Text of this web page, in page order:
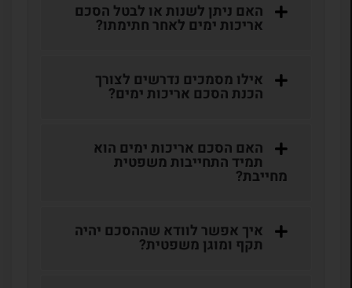
האם ניתן לשנות או לבטל הסכם
אריכות ימים לאחר חתימתו?
אילו מסמכים נדרשים לצורך
הכנת הסכם אריכות ימים?
האם הסכם אריכות ימים הוא
תמיד התחייבות משפטית
מחייבת?
איך אפשר לוודא שההסכם יהיה
תקף ומוגן משפטית?